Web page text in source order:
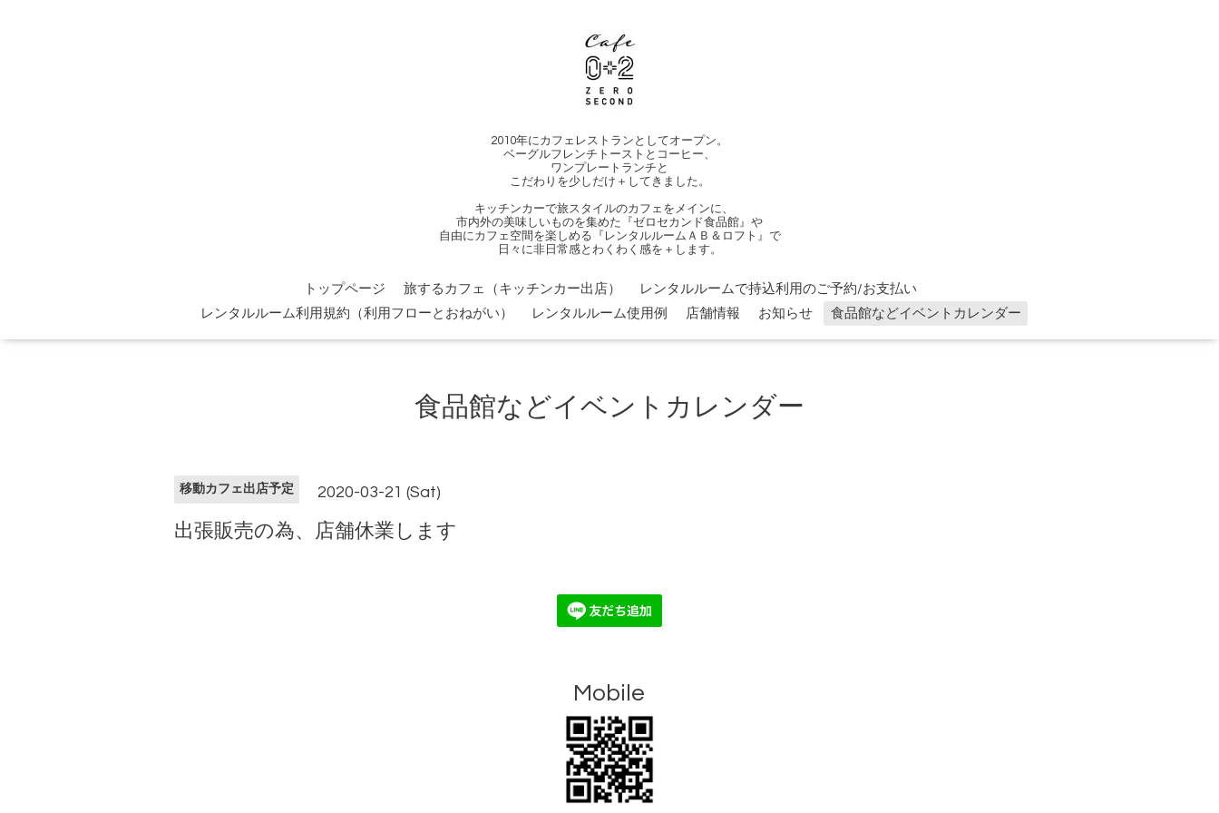
2010年にカフェレストランとしてオープン。
ベーグルフレンチトーストとコーヒー、
ワンプレートランチと
こだわりを少しだけ＋してきました。
キッチンカーで旅スタイルのカフェをメインに、
市内外の美味しいものを集めた『ゼロセカンド食品館』や
自由にカフェ空間を楽しめる『レンタルルームＡＢ＆ロフト』で
日々に非日常感とわくわく感を＋します。
トップページ 旅するカフェ（キッチンカー出店）
レンタルルームで持込利用のご予約/お支払い
レンタルルーム利用規約（利用フローとおねがい）
レンタルルーム使用例 店舗情報 お知らせ 食品館などイベントカレンダー
食品館などイベントカレンダー
移動カフェ出店予定 2020-03-21 (Sat)
出張販売の為、店舗休業します
Mobile